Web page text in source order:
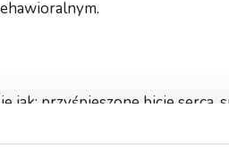
jak: przyśpieszone bicie serca,
stan obawy i niepokoju